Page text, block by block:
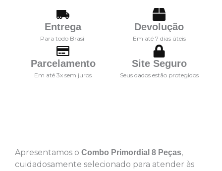
Entrega
Para todo Brasil
Devolução
Em até 7 dias úteis
Parcelamento
Em até 3x sem juros
Site Seguro
Seus dados estão protegidos
Apresentamos o Combo Primordial 8 Peças,
cuidadosamente selecionado para atender às